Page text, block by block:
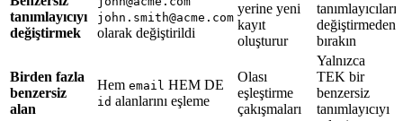
tanımlayıcıyı
değiştirmek
john.smith@acme.com
olarak değiştirildi
yerine yeni
kayıt
oluşturur
tanımlayıcıları
değiştirmeden
bırakın
Birden fazla
benzersiz
alan
Hem email HEM DE
id alanlarını eşleme
Olası
eşleştirme
çakışmaları
Yalnızca
TEK bir
benzersiz
tanımlayıcıyı